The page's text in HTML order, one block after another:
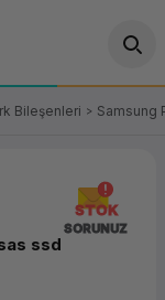
Bileşenleri Samsung
STOK
SORUNUZ
ssd